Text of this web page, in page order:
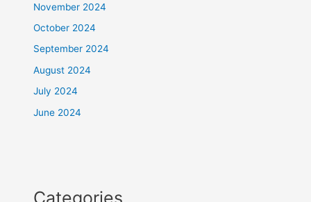
November 2024
October 2024
September 2024
August 2024
July 2024
June 2024
Categories